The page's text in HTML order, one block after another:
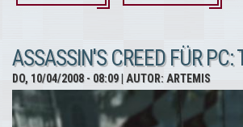
Creed:
Die PC
FAQ
ASSASSIN'S CREED FÜR PC:
DO, 10/04/2008 - 08:09| AUTOR:ARTEMIS